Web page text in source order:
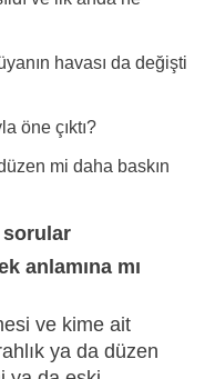
havası da değişti
öne çıktı?
mi daha baskın
sorular
anlamına mı
ve kime ait
ya da düzen